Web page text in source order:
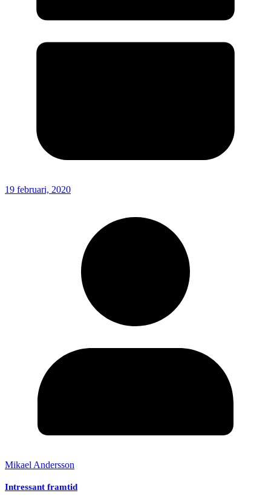
19 februari, 2020
Mikael Andersson
Intressant framtid